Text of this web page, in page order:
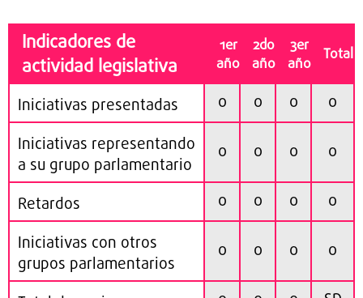
Indicadores de
actividad legislativa
1er
año
2do
año
3er
año Total
Iniciativas presentadas 0 0 0
0
Iniciativas representando
a su grupo parlamentario
0 0 0 0
Retardos 0 0 0
0
Iniciativas con otros
grupos parlamentarios
0 0 0 0